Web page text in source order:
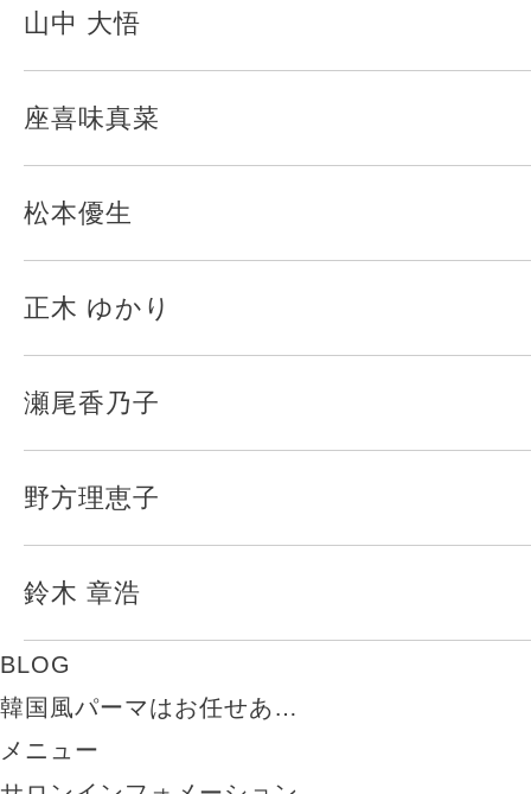
山中 大悟
座喜味真菜
松本優生
正木 ゆかり
瀬尾香乃子
野方理恵子
鈴木 章浩
BLOG
韓国風パーマはお任せあ…
メニュー